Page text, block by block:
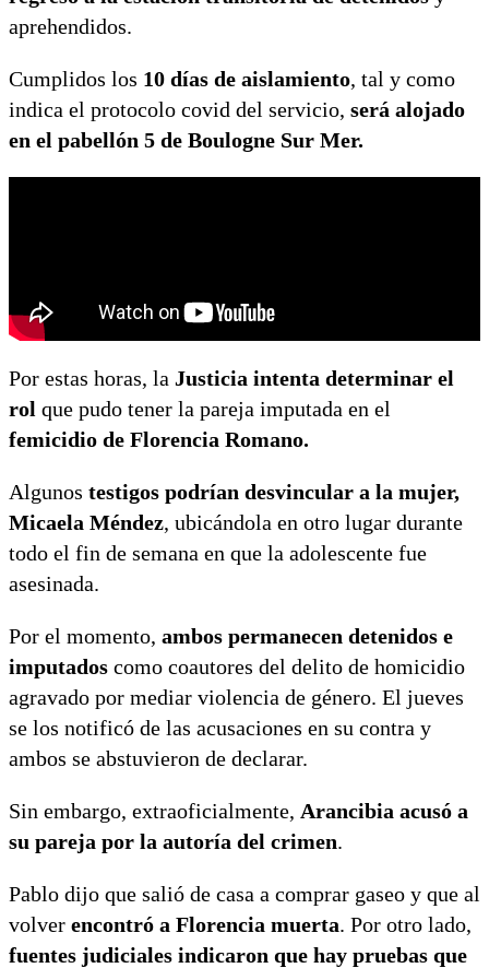
aprehendidos.
Cumplidos los 10 días de aislamiento, tal y como
indica el protocolo covid del servicio, será alojado
en el pabellón 5 de Boulogne Sur Mer.
Por estas horas, la Justicia intenta determinar el
rol que pudo tener la pareja imputada en el
femicidio de Florencia Romano.
Algunos testigos podrían desvincular a la mujer,
Micaela Méndez, ubicándola en otro lugar durante
todo el fin de semana en que la adolescente fue
asesinada.
Por el momento, ambos permanecen detenidos e
imputados como coautores del delito de homicidio
agravado por mediar violencia de género. El jueves
se los notificó de las acusaciones en su contra y
ambos se abstuvieron de declarar.
Sin embargo, extraoficialmente, Arancibia acusó a
su pareja por la autoría del crimen.
Pablo dijo que salió de casa a comprar gaseo y que al
volver encontró a Florencia muerta. Por otro lado,
fuentes judiciales indicaron que hay pruebas que